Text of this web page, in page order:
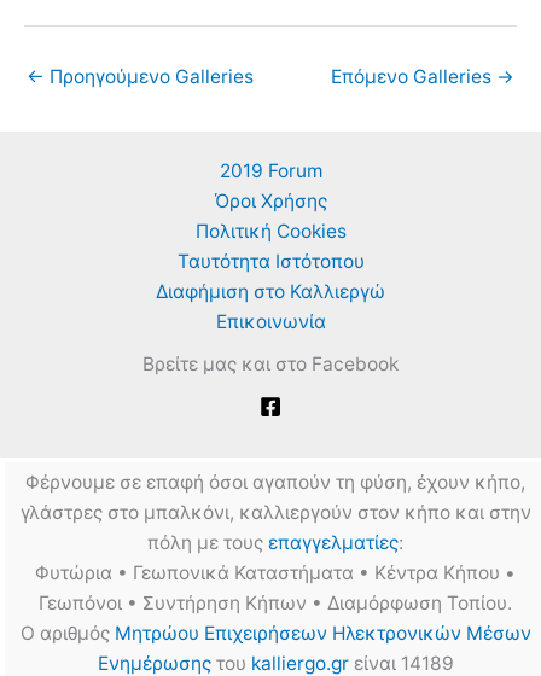
← Προηγούμενο Galleries Επόμενο Galleries →
2019 Forum
Όροι Χρήσης
Πολιτική Cookies
Ταυτότητα Ιστότοπου
Διαφήμιση στο Καλλιεργώ
Επικοινωνία
Βρείτε μας και στο Facebook
Φέρνουμε σε επαφή όσοι αγαπούν τη φύση, έχουν κήπο,
γλάστρες στο μπαλκόνι, καλλιεργούν στον κήπο και στην
πόλη με τους επαγγελματίες:
Φυτώρια • Γεωπονικά Καταστήματα • Κέντρα Κήπου •
Γεωπόνοι • Συντήρηση Κήπων • Διαμόρφωση Τοπίου.
Ο αριθμός Μητρώου Επιχειρήσεων Ηλεκτρονικών Μέσων
Ενημέρωσηςτου kalliergo.grείναι 14189